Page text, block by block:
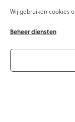
Wij gebruiken cookies
Beheer diensten
Online cursus
Online cursussen
Artikelen
Contact